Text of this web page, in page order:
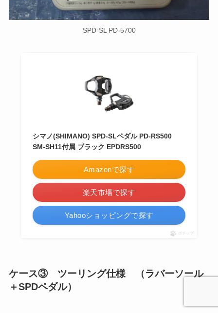
SPD-SL PD-5700
シマノ(SHIMANO) SPD-SLペダル PD-RS500
SM-SH11付属 ブラック EPDRS500
Amazonで探す
楽天市場で探す
Yahooショッピングで探す
ポチップ
ケース③ ツーリング仕様 （ラバーソール
＋SPDペダル）